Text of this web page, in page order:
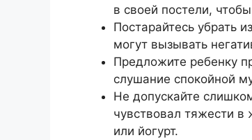
в своей постели,
Постарайтесь убрать
могут вызывать
Предложите ребенку
слушание спокойной
Не допускайте
чувствовал тяжести в
или йогурт.